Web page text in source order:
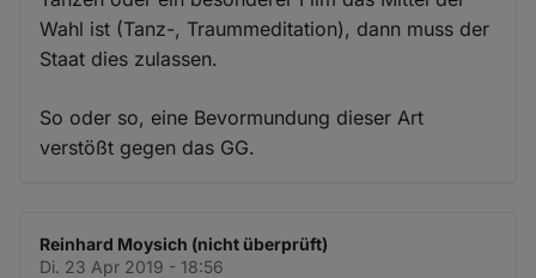
Wahl ist (Tanz-, Traummeditation), dann muss der
Staat dies zulassen.
So oder so, eine Bevormundung dieser Art
verstößt gegen das GG.
Reinhard Moysich (nicht überprüft)
Di. 23 Apr 2019 - 18:56